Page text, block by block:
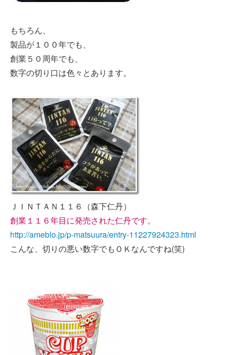
もちろん、
製品が１００年でも、
創業５０周年でも、
数字の切り口は色々とあります。
ＪＩＮＴＡＮ１１６（森下仁丹）
創業１１６年目に発売された仁丹です。
http://ameblo.jp/p-matsuura/entry-11227924323.html
こんな、切りの悪い数字でもＯＫなんですね(笑)